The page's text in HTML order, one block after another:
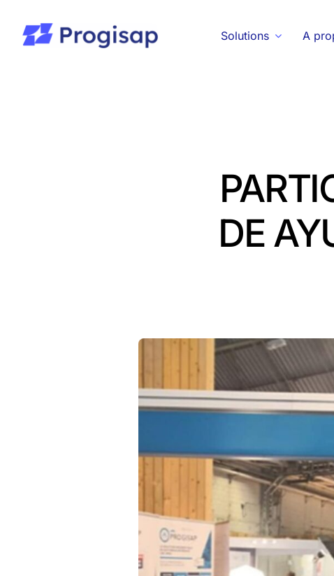
contenu
Solutions A
DE